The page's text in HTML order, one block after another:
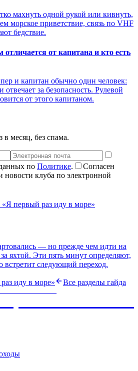
махнуть одной рукой или кивнуть,
морское приветствие, связь по VHF
бедствие.
от капитана и кто есть
и капитан обычно один человек:
за безопасность. Рулевой
от этого капитаном.
месяц, без спама.
по Политике.
Согласен
новости клуба по электронной
«Я первый раз иду в море»
— но прежде чем идти на
яхтой. Эти пять минут определяют,
встретит следующий переход.
иду в море» Все разделы гайда